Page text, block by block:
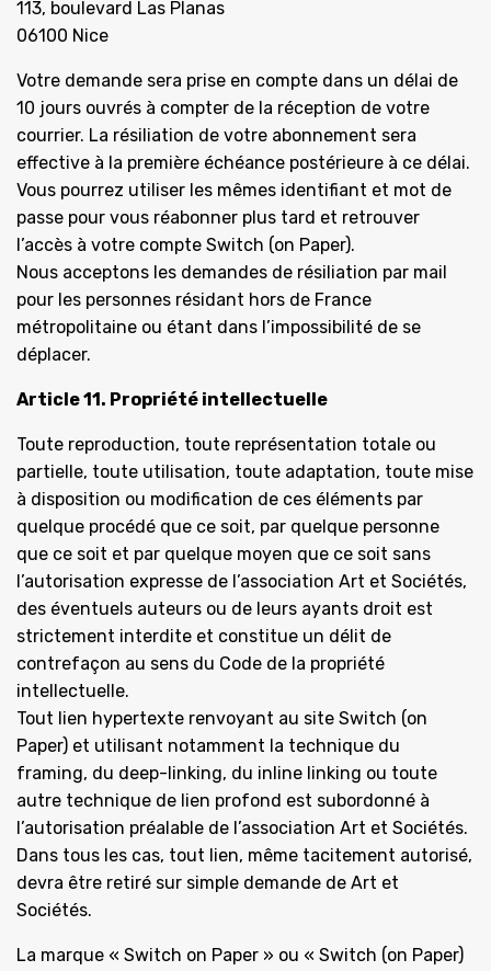
113, boulevard Las Planas
06100 Nice
Votre demande sera prise en compte dans un délai de
10 jours ouvrés à compter de la réception de votre
courrier. La résiliation de votre abonnement sera
effective à la première échéance postérieure à ce délai.
Vous pourrez utiliser les mêmes identifiant et mot de
passe pour vous réabonner plus tard et retrouver
l’accès à votre compte Switch (on Paper).
Nous acceptons les demandes de résiliation par mail
pour les personnes résidant hors de France
métropolitaine ou étant dans l’impossibilité de se
déplacer.
Article 11. Propriété intellectuelle
Toute reproduction, toute représentation totale ou
partielle, toute utilisation, toute adaptation, toute mise
à disposition ou modification de ces éléments par
quelque procédé que ce soit, par quelque personne
que ce soit et par quelque moyen que ce soit sans
l’autorisation expresse de l’association Art et Sociétés,
des éventuels auteurs ou de leurs ayants droit est
strictement interdite et constitue un délit de
contrefaçon au sens du Code de la propriété
intellectuelle.
Tout lien hypertexte renvoyant au site Switch (on
Paper) et utilisant notamment la technique du
framing, du deep-linking, du inline linking ou toute
autre technique de lien profond est subordonné à
l’autorisation préalable de l’association Art et Sociétés.
Dans tous les cas, tout lien, même tacitement autorisé,
devra être retiré sur simple demande de Art et
Sociétés.
La marque « Switch on Paper » ou « Switch (on Paper)